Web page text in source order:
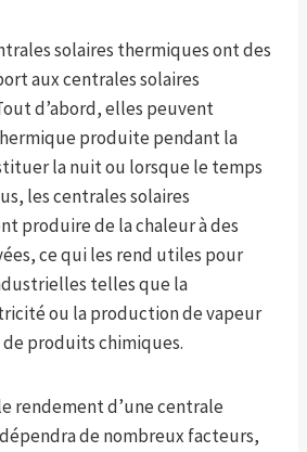
solaires thermiques ont des
aux centrales solaires
d’abord, elles peuvent
produite pendant la
la nuit ou lorsque le temps
les centrales solaires
produire de la chaleur à des
ce qui les rend utiles pour
telles que la
ou la production de vapeur
produits chimiques.
rendement d’une centrale
de nombreux facteurs,